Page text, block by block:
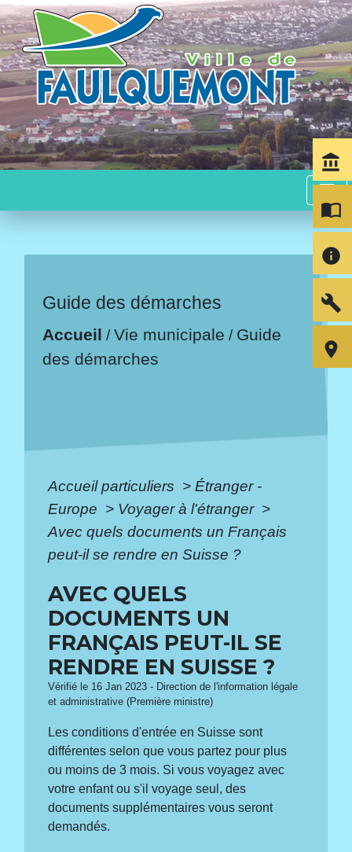
menu
Guide des démarches
Accueil /Vie municipale / Guide
des démarches
Accueil particuliers > Étranger -
Europe > Voyager à l'étranger >
Avec quels documents un Français
peut-il se rendre en Suisse ?
AVEC QUELS
DOCUMENTS UN
FRANÇAIS PEUT-IL SE
RENDRE EN SUISSE ?
Vérifié le 16 Jan 2023 - Direction de l'information légale
et administrative (Première ministre)
Les conditions d'entrée en Suisse sont
différentes selon que vous partez pour plus
ou moins de 3 mois. Si vous voyagez avec
votre enfant ou s'il voyage seul, des
documents supplémentaires vous seront
demandés.
account_balance
import_contacts
info
build
room